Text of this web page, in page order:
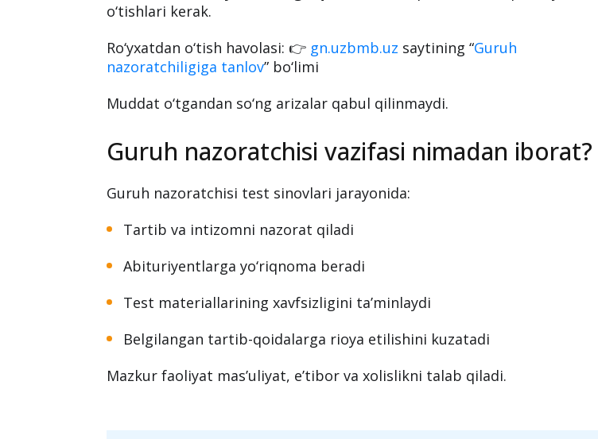
O‘zbekiston Respublikasi fuqarosi bo‘lishi shart
Ro‘yxatdan o‘tish muddati va manzili
Nomzodlar2026-yil 5-martga qadarmaxsus platforma orqali ro‘yxatdan
Ro‘yxatdan o‘tish havolasi: 👉gn.uzbmb.uzsaytining “Guruh
Guruh nazoratchisi vazifasi nimadan iborat?
Guruh nazoratchisi test sinovlari jarayonida:
Tartib va intizomni nazorat qiladi
Abituriyentlarga yo‘riqnoma beradi